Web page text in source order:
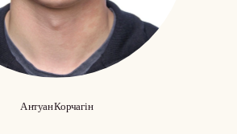
Антуан Корчагін